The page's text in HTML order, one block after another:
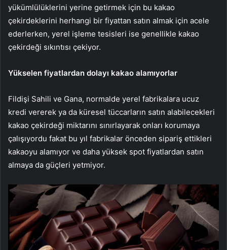
yükümlülüklerini yerine getirmek için bu kakao
çekirdeklerini herhangi bir fiyattan satın almak için acele
ederlerken, yerel işleme tesisleri ise genellikle kakao
çekirdeği sıkıntısı çekiyor.
Yükselen fiyatlardan dolayı kakao alamıyorlar
Fildişi Sahili ve Gana, normalde yerel fabrikalara ucuz
kredi vererek ya da küresel tüccarların satın alabilecekleri
kakao çekirdeği miktarını sınırlayarak onları korumaya
çalışıyordu fakat bu yıl fabrikalar önceden sipariş ettikleri
kakaoyu alamıyor ve daha yüksek spot fiyatlardan satın
almaya da güçleri yetmiyor.